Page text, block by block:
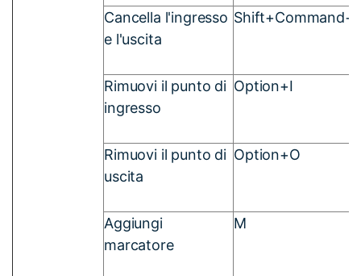
Cancella l'ingresso
e l'uscita
Rimuovi il punto di
ingresso
Option+I
Rimuovi il punto di
uscita
Option+O
Aggiungi
marcatore
M